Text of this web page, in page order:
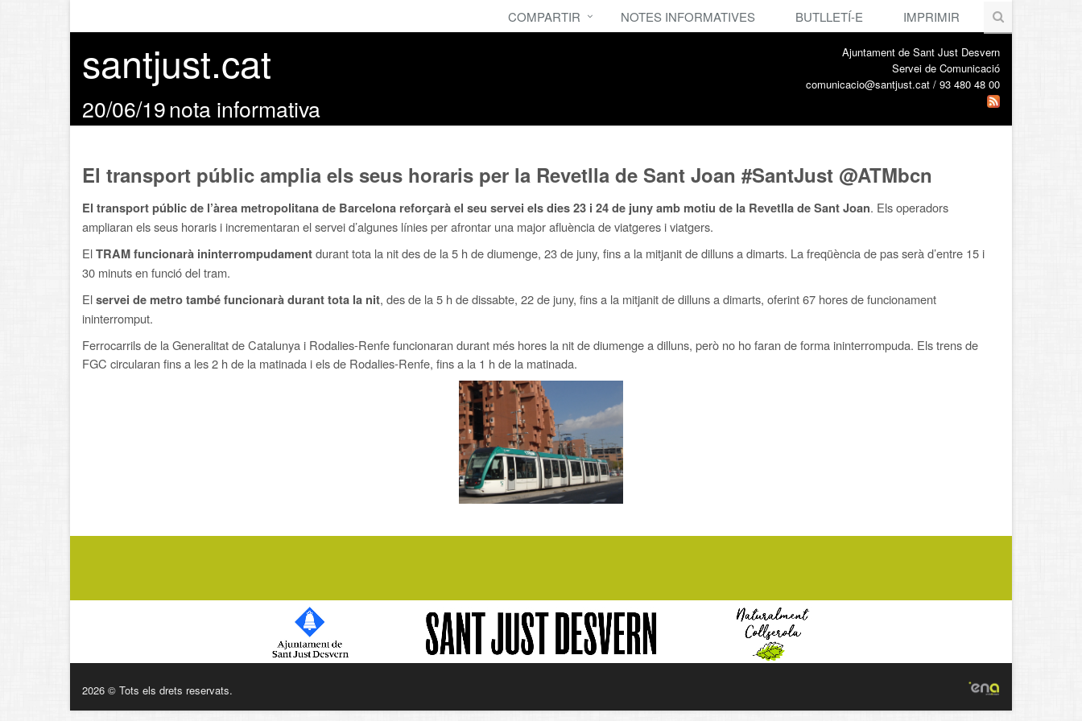
COMPARTIR NOTES INFORMATIVES BUTLLETÍ-E IMPRIMIR
santjust.cat
20/06/19nota informativa
Ajuntament de Sant Just Desvern
Servei de Comunicació
comunicacio@santjust.cat / 93 480 48 00
El transport públic amplia els seus horaris per la Revetlla de Sant Joan #SantJust @ATMbcn
El transport públic de l’àrea metropolitana de Barcelona reforçarà el seu servei els dies 23 i 24 de juny amb motiu de la Revetlla de Sant Joan. Els operadors
ampliaran els seus horaris i incrementaran el servei d’algunes línies per afrontar una major afluència de viatgeres i viatgers.
ElTRAM funcionarà ininterrompudamentdurant tota la nit des de la 5 h de diumenge, 23 de juny, fins a la mitjanit de dilluns a dimarts. La freqüència de pas serà d’entre 15 i
30 minuts en funció del tram.
Elservei de metro també funcionarà durant tota la nit, des de la 5 h de dissabte, 22 de juny, fins a la mitjanit de dilluns a dimarts, oferint 67 hores de funcionament
ininterromput.
Ferrocarrils de la Generalitat de Catalunya i Rodalies-Renfe funcionaran durant més hores la nit de diumenge a dilluns, però no ho faran de forma ininterrompuda. Els trens de
FGC circularan fins a les 2 h de la matinada i els de Rodalies-Renfe, fins a la 1 h de la matinada.
2026 © Tots els drets reservats.